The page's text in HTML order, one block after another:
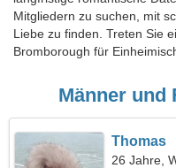
Mitgliedern zu suchen, mit
Liebe zu finden. Treten Sie
Bromborough für
Männer und
Thomas
26 Jahre,